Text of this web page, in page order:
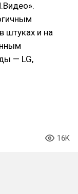
штуках и на
— LG,
16K